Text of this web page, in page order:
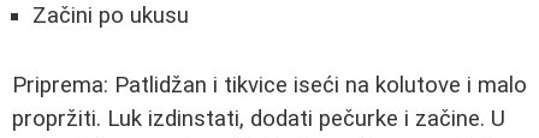
Začini po ukusu
Priprema: Patlidžan i tikvice iseći na kolutove i malo
propržiti. Luk izdinstati, dodati pečurke i začine. U